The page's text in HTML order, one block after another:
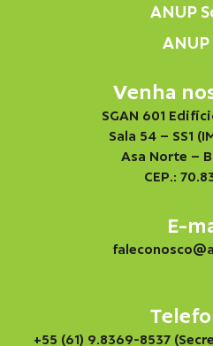
ANUP
ANUP
Venha
SGAN 601
Sala 54 – SS1
Asa Norte –
CEP.:
E-
+55 (61) 9.8369-8537